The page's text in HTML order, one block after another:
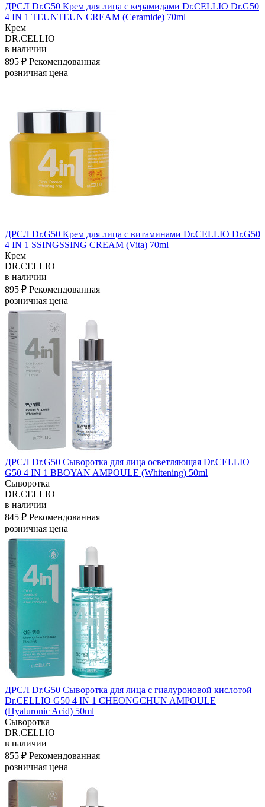
ДРСЛ Dr.G50 Крем для лица с керамидами Dr.CELLIO Dr.G50
4 IN 1 TEUNTEUN CREAM (Ceramide) 70ml
Крем
DR.CELLIO
в наличии
895 ₽ Рекомендованная
розничная цена
ДРСЛ Dr.G50 Крем для лица с витаминами Dr.CELLIO Dr.G50
4 IN 1 SSINGSSING CREAM (Vita) 70ml
Крем
DR.CELLIO
в наличии
895 ₽ Рекомендованная
розничная цена
ДРСЛ Dr.G50 Сыворотка для лица осветляющая Dr.CELLIO
G50 4 IN 1 BBOYAN AMPOULE (Whitening) 50ml
Сыворотка
DR.CELLIO
в наличии
845 ₽ Рекомендованная
розничная цена
ДРСЛ Dr.G50 Сыворотка для лица с гиалуроновой кислотой
Dr.CELLIO G50 4 IN 1 CHEONGCHUN AMPOULE
(Hyaluronic Acid) 50ml
Сыворотка
DR.CELLIO
в наличии
855 ₽ Рекомендованная
розничная цена